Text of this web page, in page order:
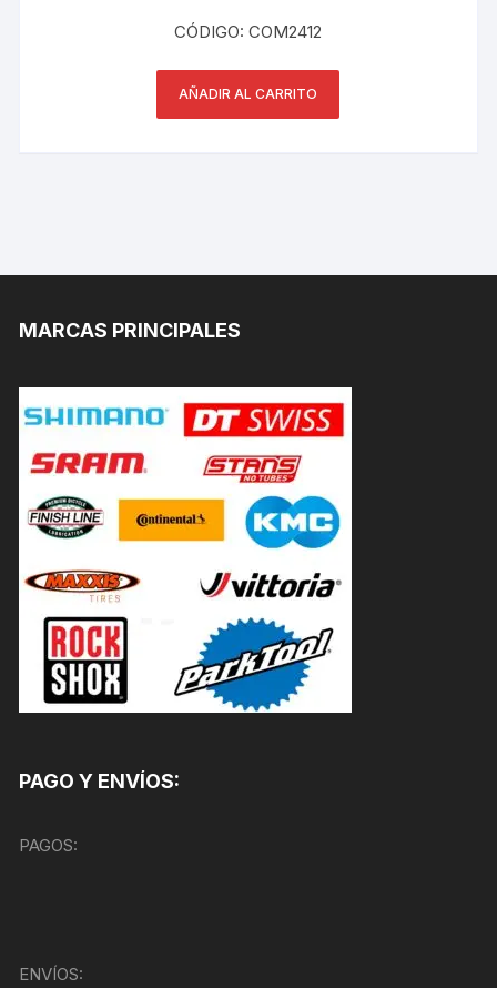
CÓDIGO: COM2412
AÑADIR AL CARRITO
MARCAS PRINCIPALES
PAGO Y ENVÍOS:
PAGOS:
ENVÍOS: